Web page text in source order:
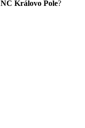
NC Královo Pole?